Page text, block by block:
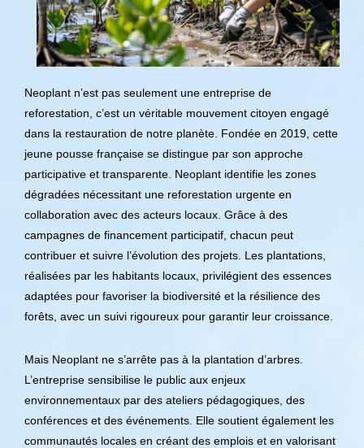
Neoplant n’est pas seulement une entreprise de
reforestation, c’est un véritable mouvement citoyen engagé
dans la restauration de notre planète. Fondée en 2019, cette
jeune pousse française se distingue par son approche
participative et transparente. Neoplant identifie les zones
dégradées nécessitant une reforestation urgente en
collaboration avec des acteurs locaux. Grâce à des
campagnes de financement participatif, chacun peut
contribuer et suivre l’évolution des projets. Les plantations,
réalisées par les habitants locaux, privilégient des essences
adaptées pour favoriser la biodiversité et la résilience des
forêts, avec un suivi rigoureux pour garantir leur croissance.
Mais Neoplant ne s’arrête pas à la plantation d’arbres.
L’entreprise sensibilise le public aux enjeux
environnementaux par des ateliers pédagogiques, des
conférences et des événements. Elle soutient également les
communautés locales en créant des emplois et en valorisant